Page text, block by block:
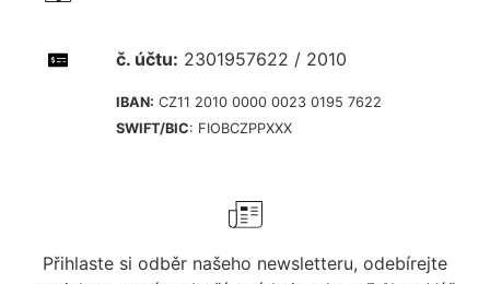
č. účtu: 2301957622 / 2010
IBAN: CZ11 2010 0000 0023 0195 7622
SWIFT/BIC: FIOBCZPPXXX
Přihlaste si odběr našeho newsletteru, odebírejte